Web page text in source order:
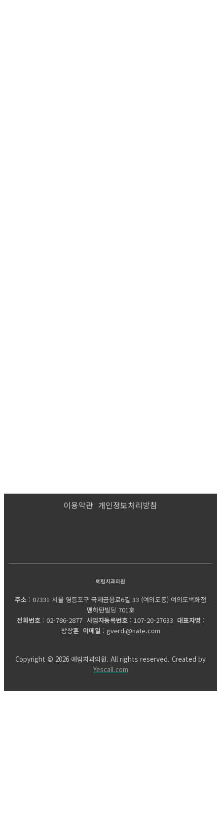
이용약관 개인정보처리방침
예림치과의원
주소 : 07331 서울 영등포구 국제금융로6길 33 (여의도동) 여의도백화점
맨하탄빌딩 701호
전화번호: 02-786-2877 사업자등록번호: 107-20-27633 대표자명 :
방상훈 이메일 : gverdi@nate.com
Copyright © 2026 예림치과의원. All rights reserved. Created by
Yescall.com